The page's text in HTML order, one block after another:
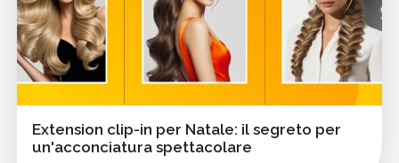
Extension clip-in per Natale: il segreto per
un'acconciatura spettacolare